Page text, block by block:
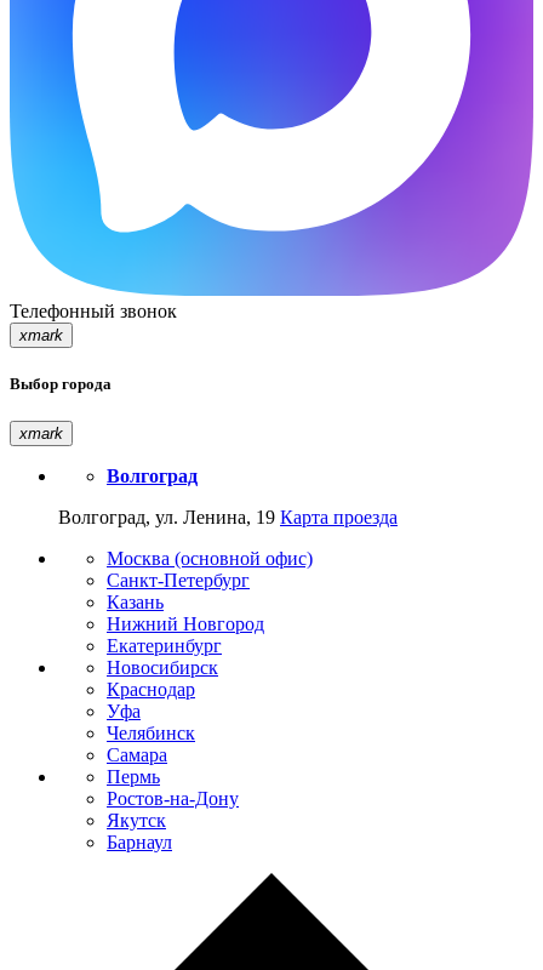
Телефонный звонок
xmark
Выбор города
xmark
Волгоград
Волгоград, ул. Ленина, 19 Карта проезда
Москва (основной офис)
Санкт-Петербург
Казань
Нижний Новгород
Екатеринбург
Новосибирск
Краснодар
Уфа
Челябинск
Самара
Пермь
Ростов-на-Дону
Якутск
Барнаул